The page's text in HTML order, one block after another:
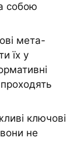
собою
мета-
їх у
проходять
ключові
не